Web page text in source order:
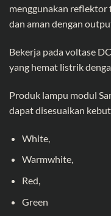
menggunakan reflektor
dan aman dengan
Bekerja pada voltase
yang hemat listrik
Produk lampu modul
dapat disesuaikan
White,
Warmwhite,
Red,
Green